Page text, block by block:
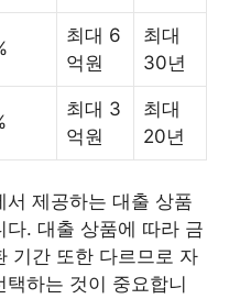
최대 6
억원
최대
30년
최대 3
억원
최대
20년
제공하는 대출 상품
. 대출 상품에 따라 금
기간 또한 다르므로 자
하는 것이 중요합니